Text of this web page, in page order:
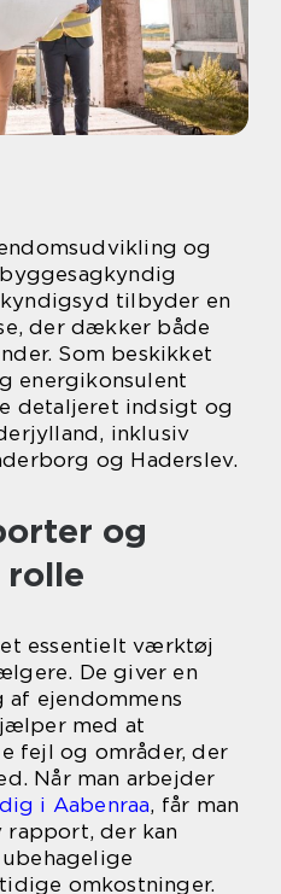
og
tilbyder en
der dækker både
Som beskikket
energikonsulent
detaljeret indsigt og
inklusiv
og Haderslev.
og
essentielt værktøj
De giver en
ejendommens
med at
fejl og områder, der
Når man arbejder
i Aabenraa, får man
der kan
omkostninger.